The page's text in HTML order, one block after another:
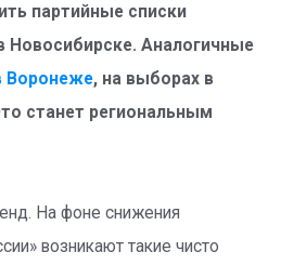
партийные списки
Новосибирске. Аналогичные
Воронеже, на выборах в
станет региональным
На фоне снижения
возникают такие чисто